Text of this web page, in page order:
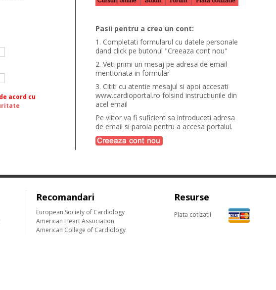
acord cu
Pasii pentru a crea un cont:
1. Completati formularul cu datele personale
dand click pe butonul "Creeaza cont nou"
2. Veti primi un mesaj pe adresa de email
mentionata in formular
3. Cititi cu atentie mesajul si apoi accesati
www.cardioportal.ro folsind instructiunile din
acel email
Pe viitor va fi suficient sa introduceti adresa
de email si parola pentru a accesa portalul.
Recomandari
European Society of Cardiology
American Heart Association
American College of Cardiology
Resurse
Plata cotizatii